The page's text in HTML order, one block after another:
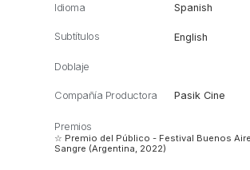
Idioma Spanish
Subtítulos English
Doblaje
Compañía Productora Pasik Cine
Premios
☆ Premio del Público - Festival Buenos
Sangre (Argentina, 2022)